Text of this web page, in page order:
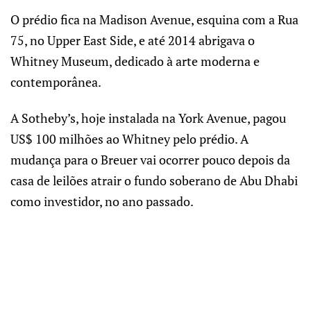
O prédio fica na Madison Avenue, esquina com a Rua
75, no Upper East Side, e até 2014 abrigava o
Whitney Museum, dedicado à arte moderna e
contemporânea.
A Sotheby’s, hoje instalada na York Avenue, pagou
US$ 100 milhões ao Whitney pelo prédio. A
mudança para o Breuer vai ocorrer pouco depois da
casa de leilões atrair o fundo soberano de Abu Dhabi
como investidor, no ano passado.